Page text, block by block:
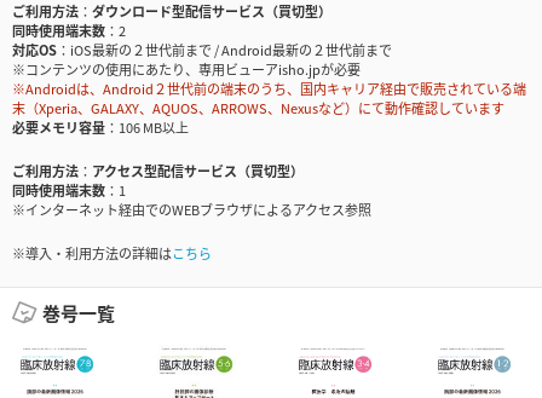
ご利用方法
ダウンロード型配信サービス（買切型）
同時使用端末数
2
対応OS
iOS最新の２世代前まで / Android最新の２世代前まで
※コンテンツの使用にあたり、専用ビューアisho.jpが必要
※Androidは、Android２世代前の端末のうち、国内キャリア経由で販売されている端
末（Xperia、GALAXY、AQUOS、ARROWS、Nexusなど）にて動作確認しています
必要メモリ容量
106 MB以上
ご利用方法
アクセス型配信サービス（買切型）
同時使用端末数
1
※インターネット経由でのWEBブラウザによるアクセス参照
※導入・利用方法の詳細はこちら
巻号一覧